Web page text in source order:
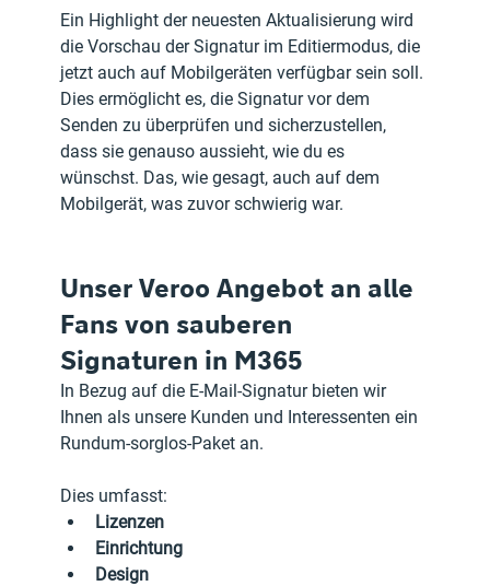
Ein Highlight der neuesten Aktualisierung wird
die Vorschau der Signatur im Editiermodus, die
jetzt auch auf Mobilgeräten verfügbar sein soll.
Dies ermöglicht es, die Signatur vor dem
Senden zu überprüfen und sicherzustellen,
dass sie genauso aussieht, wie du es
wünschst. Das, wie gesagt, auch auf dem
Mobilgerät, was zuvor schwierig war.
Unser Veroo Angebot an alle
Fans von sauberen
Signaturen in M365
In Bezug auf die E-Mail-Signatur bieten wir
Ihnen als unsere Kunden und Interessenten ein
Rundum-sorglos-Paket an.
Dies umfasst:
Lizenzen
Einrichtung
Design